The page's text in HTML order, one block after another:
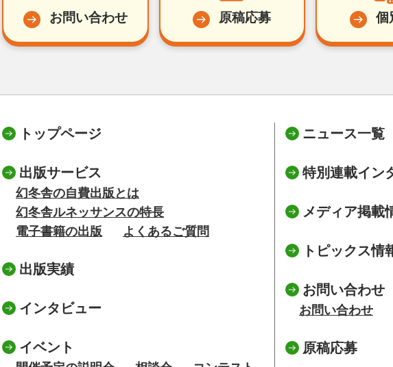
お問い合わせ 原稿応募 個
トップページ
出版サービス
幻冬舎の自費出版とは
幻冬舎ルネッサンスの特長
電子書籍の出版
よくあるご質問
出版実績
インタビュー
イベント
ニュース一覧
特別連載イン
メディア掲載
トピックス情
お問い合わせ
お問い合わせ
原稿応募